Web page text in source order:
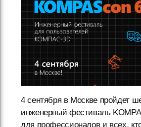
4 сентября в Москве пройдет
инженерный фестиваль
для профессионалов и всех,